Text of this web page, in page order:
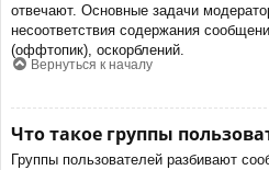
отвечают. Основные задачи
несоответствия содержания
(оффтопик), оскорблений.
Вернуться к началу
Что такое группы
Группы пользователей разбивают